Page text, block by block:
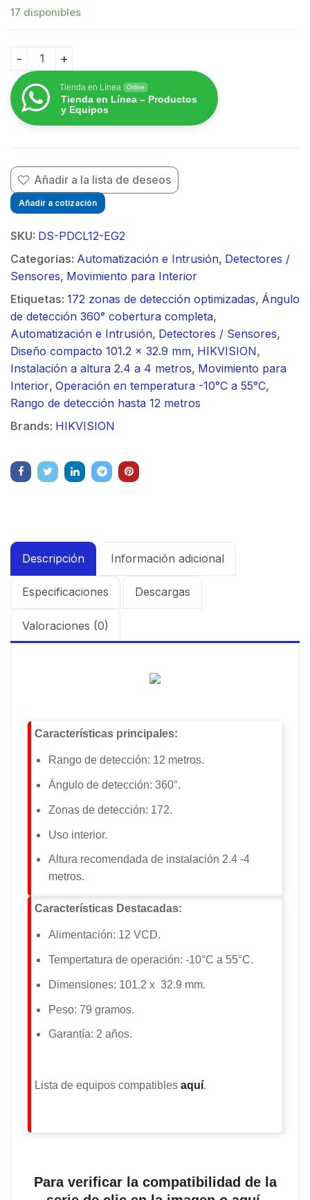
17 disponibles
Sensor PIR de Movimiento con Cobertura de 360° /
Tienda en Línea Online
Tienda en Línea – Productos
y Equipos
Añadir a la lista de deseos
Añadir a cotización
SKU: DS-PDCL12-EG2
Categorías: Automatización e Intrusión, Detectores /
Sensores, Movimiento para Interior
Etiquetas: 172 zonas de detección optimizadas, Ángulo
de detección 360° cobertura completa,
Automatización e Intrusión, Detectores / Sensores,
Diseño compacto 101.2 x 32.9 mm, HIKVISION,
Instalación a altura 2.4 a 4 metros, Movimiento para
Interior, Operación en temperatura -10°C a 55°C,
Rango de detección hasta 12 metros
Brands: HIKVISION
Descripción Información adicional
Especificaciones Descargas
Valoraciones (0)
Características principales:
Rango de detección: 12 metros.
Ángulo de detección: 360°.
Zonas de detección: 172.
Uso interior.
Altura recomendada de instalación 2.4 -4
metros.
Características Destacadas:
Alimentación: 12 VCD.
Tempertatura de operación: -10°C a 55°C.
Dimensiones: 101.2 x 32.9 mm.
Peso: 79 gramos.
Garantía: 2 años.
Lista de equipos compatibles aquí.
Para verificar la compatibilidad de la